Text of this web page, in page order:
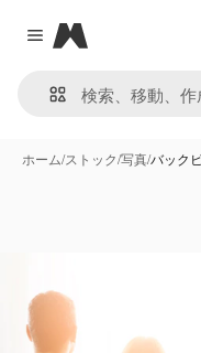
Close menu
Magnific
ホーム/ストック/写真/バック